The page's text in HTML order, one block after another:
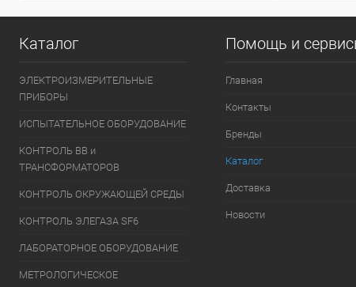
Каталог
ЭЛЕКТРОИЗМЕРИТЕЛЬНЫЕ
ПРИБОРЫ
ИСПЫТАТЕЛЬНОЕ ОБОРУДОВАНИЕ
КОНТРОЛЬ ВВ и
ТРАНСФОРМАТОРОВ
КОНТРОЛЬ ОКРУЖАЮЩЕЙ СРЕДЫ
КОНТРОЛЬ ЭЛЕГАЗА SF6
ЛАБОРАТОРНОЕ ОБОРУДОВАНИЕ
МЕТРОЛОГИЧЕСКОЕ
Помощь и
Главная
Контакты
Бренды
Каталог
Доставка
Новости